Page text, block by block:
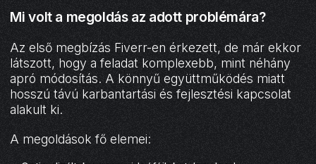
Mi volt a megoldás az adott problémára?
Az első megbízás Fiverr-en érkezett, de már ekkor
látszott, hogy a feladat komplexebb, mint néhány
apró módosítás. A könnyű együttműködés miatt
hosszú távú karbantartási és fejlesztési kapcsolat
alakult ki.
A megoldások fő elemei: